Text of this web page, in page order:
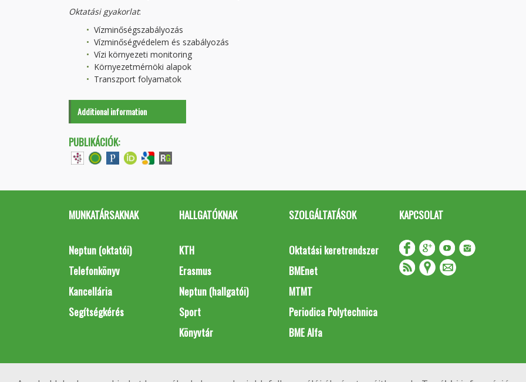
Oktatási gyakorlat:
Vízminőségszabályozás
Vízminőségvédelem és szabályozás
Vízi környezeti monitoring
Környezetmérnöki alapok
Transzport folyamatok
Additional information
PUBLIKÁCIÓK:
MUNKATÁRSAKNAK
Neptun (oktatói)
Telefonkönyv
Kancellária
Segítségkérés
HALLGATÓKNAK
KTH
Erasmus
Neptun (hallgatói)
Sport
Könyvtár
SZOLGÁLTATÁSOK
Oktatási keretrendszer
BMEnet
MTMT
Periodica Polytechnica
BME Alfa
KAPCSOLAT
Impresszum Copyright © 2020 BME Építőmérnöki Kar